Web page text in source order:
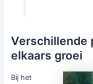
Verschillende
elkaars groei
Bij het